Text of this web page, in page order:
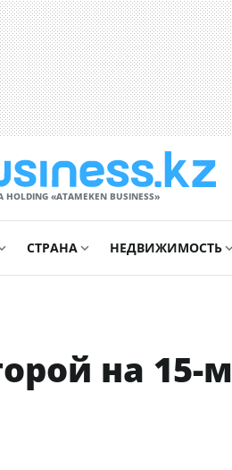
HOLDING «ATAMEKЕN BUSINESS»
СТРАНА НЕДВИЖИМОСТЬ
на 15-м